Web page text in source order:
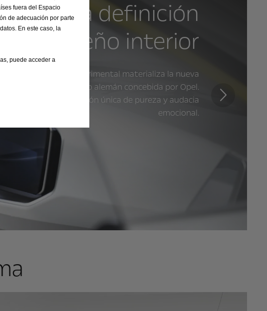
Nueva definición
del diseño interior
El GT X Experimental materializa la nueva
filosofía del diseño alemán concebida por Opel.
Una combinación única de pureza y audacia
emocional.
fuera del Espacio
de adecuación por parte
En este caso, la
puede acceder a